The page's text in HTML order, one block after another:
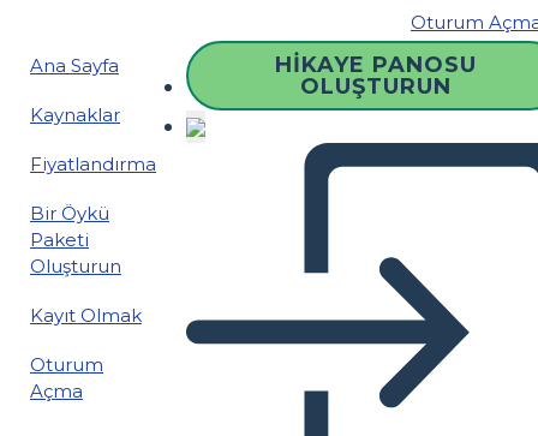
Oturum
Ana Sayfa
Kaynaklar
Fiyatlandırma
Bir Öykü
Paketi
Oluşturun
Kayıt Olmak
Oturum
Açma
HIKAYE PANOSU
OLUŞTURUN